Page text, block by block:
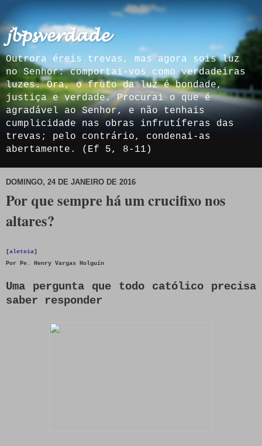
𝓳𝓫𝓹𝓼𝓿𝓮𝓻𝓭𝓪𝓭𝓮
Outrora éreis trevas, mas agora sois luz
no Senhor: comportai-vos como verdadeiras
luzes. Ora, o fruto da luz é bondade,
justiça e verdade. Procurai o que é
agradável ao Senhor, e não tenhais
cumplicidade nas obras infrutíferas das
trevas; pelo contrário, condenai-as
abertamente. (Ef 5, 8-11)
DOMINGO, 24 DE JANEIRO DE 2016
Por que sempre há um crucifixo nos
altares?
[aleteia]
Por
Pe. Henry Vargas Holguín
Uma pergunta que todo católico precisa
saber responder